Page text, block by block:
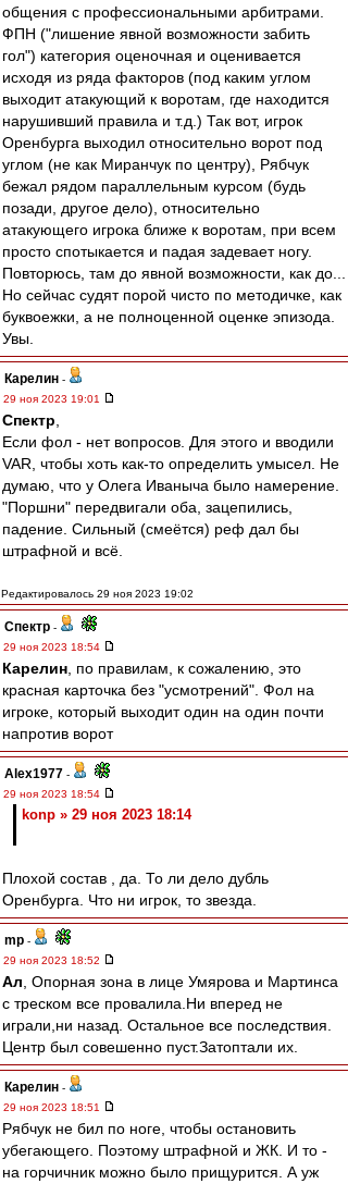
общения с профессиональными арбитрами.
ФПН ("лишение явной возможности забить
гол") категория оценочная и оценивается
исходя из ряда факторов (под каким углом
выходит атакующий к воротам, где находится
нарушивший правила и т.д.) Так вот, игрок
Оренбурга выходил относительно ворот под
углом (не как Миранчук по центру), Рябчук
бежал рядом параллельным курсом (будь
позади, другое дело), относительно
атакующего игрока ближе к воротам, при всем
просто спотыкается и падая задевает ногу.
Повторюсь, там до явной возможности, как до...
Но сейчас судят порой чисто по методичке, как
буквоежки, а не полноценной оценке эпизода.
Увы.
Карелин -
29 ноя 2023 19:01
Спектр
Если фол - нет вопросов. Для этого и вводили
VAR, чтобы хоть как-то определить умысел. Не
думаю, что у Олега Иваныча было намерение.
"Поршни" передвигали оба, зацепились,
падение. Сильный (смеётся) реф дал бы
штрафной и всё.
Редактировалось 29 ноя 2023 19:02
Спектр -
29 ноя 2023 18:54
Карелин , по правилам, к сожалению, это
красная карточка без "усмотрений". Фол на
игроке, который выходит один на один почти
напротив ворот
Alex1977 -
29 ноя 2023 18:54
konp » 29 ноя 2023 18:14
Плохой состав , да. То ли дело дубль
Оренбурга. Что ни игрок, то звезда.
mp -
29 ноя 2023 18:52
Ал , Опорная зона в лице Умярова и Мартинса
с треском все провалила.Ни вперед не
играли,ни назад. Остальное все последствия.
Центр был совешенно пуст.Затоптали их.
Карелин -
29 ноя 2023 18:51
Рябчук не бил по ноге, чтобы остановить
убегающего. Поэтому штрафной и ЖК. И то -
на горчичник можно было прищурится. А уж